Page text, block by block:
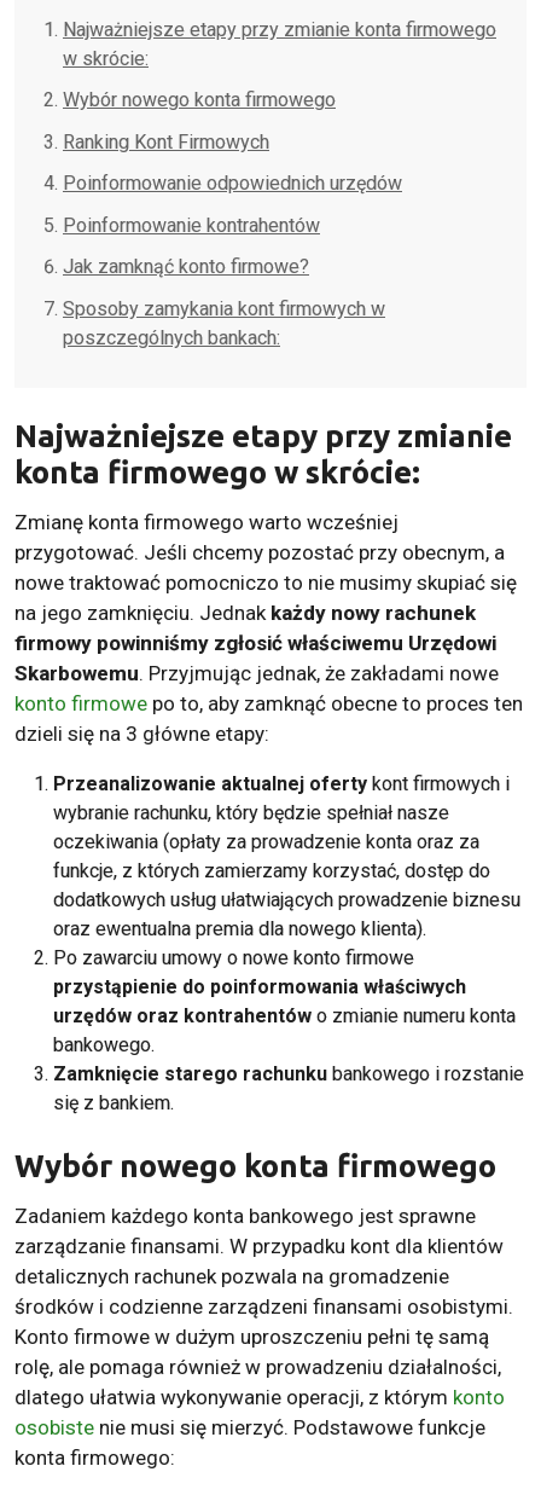
Najważniejsze etapy przy zmianie konta firmowego
w skrócie:
Wybór nowego konta firmowego
Ranking Kont Firmowych
Poinformowanie odpowiednich urzędów
Poinformowanie kontrahentów
Jak zamknąć konto firmowe?
Sposoby zamykania kont firmowych w
poszczególnych bankach:
Najważniejsze etapy przy zmianie
konta firmowego w skrócie:
Zmianę konta firmowego warto wcześniej
przygotować. Jeśli chcemy pozostać przy obecnym, a
nowe traktować pomocniczo to nie musimy skupiać się
na jego zamknięciu. Jednak każdy nowy rachunek
firmowy powinniśmy zgłosić właściwemu Urzędowi
Skarbowemu. Przyjmując jednak, że zakładami nowe
konto firmowe po to, aby zamknąć obecne to proces ten
dzieli się na 3 główne etapy:
Przeanalizowanie aktualnej oferty kont firmowych i
wybranie rachunku, który będzie spełniał nasze
oczekiwania (opłaty za prowadzenie konta oraz za
funkcje, z których zamierzamy korzystać, dostęp do
dodatkowych usług ułatwiających prowadzenie biznesu
oraz ewentualna premia dla nowego klienta).
Po zawarciu umowy o nowe konto firmowe
przystąpienie do poinformowania właściwych
urzędów oraz kontrahentów o zmianie numeru konta
bankowego.
Zamknięcie starego rachunku bankowego i rozstanie
się z bankiem.
Wybór nowego konta firmowego
Zadaniem każdego konta bankowego jest sprawne
zarządzanie finansami. W przypadku kont dla klientów
detalicznych rachunek pozwala na gromadzenie
środków i codzienne zarządzeni finansami osobistymi.
Konto firmowe w dużym uproszczeniu pełni tę samą
rolę, ale pomaga również w prowadzeniu działalności,
dlatego ułatwia wykonywanie operacji, z którym konto
osobiste nie musi się mierzyć. Podstawowe funkcje
konta firmowego: